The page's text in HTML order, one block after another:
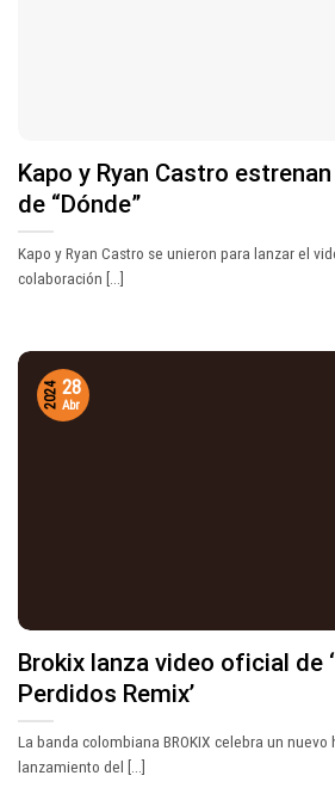
Kapo y Ryan Castro
de “Dónde”
Kapo y Ryan Castro se unieron para lanzar el
colaboración [...]
Brokix lanza video oficial de
Perdidos Remix’
La banda colombiana BROKIX celebra un
lanzamiento del [...]
28
Abr
2024